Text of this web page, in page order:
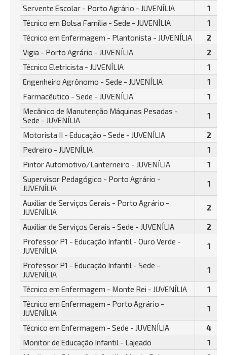
Servente Escolar - Porto Agrário - JUVENÍLIA
1
Técnico em Bolsa Família - Sede - JUVENÍLIA
1
Técnico em Enfermagem - Plantonista - JUVENÍLIA
2
Vigia - Porto Agrário - JUVENÍLIA
2
Técnico Eletricista - JUVENÍLIA
1
Engenheiro Agrônomo - Sede - JUVENÍLIA
1
Farmacêutico - Sede - JUVENÍLIA
1
Mecânico de Manutenção Máquinas Pesadas -
Sede - JUVENÍLIA
1
Motorista II - Educação - Sede - JUVENÍLIA
2
Pedreiro - JUVENÍLIA
1
Pintor Automotivo/Lanterneiro - JUVENÍLIA
1
Supervisor Pedagógico - Porto Agrário -
JUVENÍLIA
1
Auxiliar de Serviços Gerais - Porto Agrário -
JUVENÍLIA
2
Auxiliar de Serviços Gerais - Sede - JUVENÍLIA
2
Professor P1 - Educação Infantil - Ouro Verde -
JUVENÍLIA
1
Professor P1 - Educação Infantil - Sede -
JUVENÍLIA
1
Técnico em Enfermagem - Monte Rei - JUVENÍLIA
1
Técnico em Enfermagem - Porto Agrário -
JUVENÍLIA
1
Técnico em Enfermagem - Sede - JUVENÍLIA
4
Monitor de Educação Infantil - Lajeado
1